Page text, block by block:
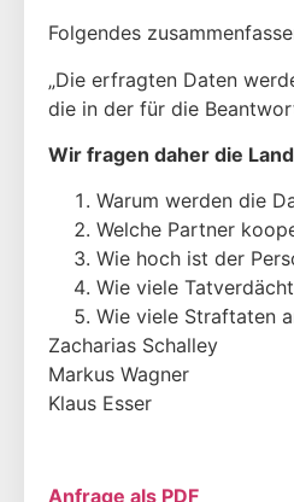
Folgendes
„Die erfragten Daten
die in der für die
Wir fragen daher die
Warum werden die
Welche Partner
Wie hoch ist der
Wie viele
Wie viele Straftaten
Zacharias Schalley
Markus Wagner
Klaus Esser
Anfrage als PDF